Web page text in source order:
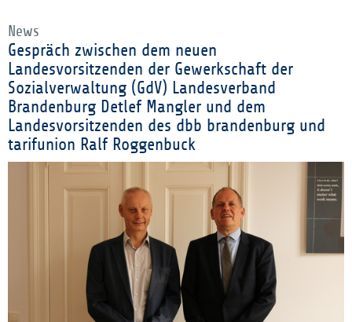
News
Gespräch zwischen dem neuen
Landesvorsitzenden der Gewerkschaft der
Sozialverwaltung (GdV) Landesverband
Brandenburg Detlef Mangler und dem
Landesvorsitzenden des dbb brandenburg und
tarifunion Ralf Roggenbuck